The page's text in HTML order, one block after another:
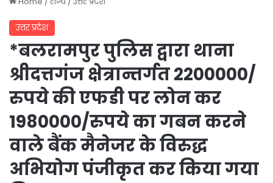
उत्तर प्रदेश
*बलरामपुर पुलिस द्वारा थाना
श्रीदत्तगंज क्षेत्रान्तर्गत 2200000/
रुपये की एफडी पर लोन कर
1980000/रुपये का गबन करने
वाले बैंक मैनेजर के विरुद्ध
अभियोग पंजीकृत कर किया गया